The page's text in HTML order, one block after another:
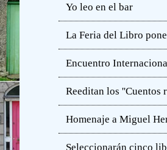
Yo leo en el bar
La Feria del Libro
Encuentro
Reeditan los ''Cuentos
Homenaje a Miguel
Seleccionarán cinco